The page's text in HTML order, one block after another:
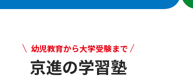
幼児教育から大学受験まで
京進の学習塾